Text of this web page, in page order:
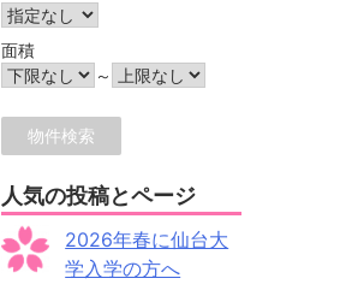
面積
～
人気の投稿とページ
2026年春に仙台大
学入学の方へ